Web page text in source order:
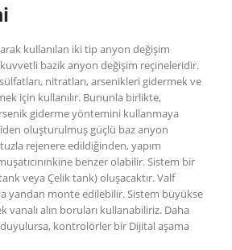
kullanılan iki tip anyon değişim
kuvvetli bazik anyon değişim reçineleridir.
nitratları, arsenikleri gidermek ve
için kullanılır. Bununla birlikte,
giderme yöntemini kullanmaya
oluşturulmuş güçlü baz anyon
rejenere edildiğinden, yapım
benzer olabilir. Sistem bir
veya Çelik tank) oluşacaktır. Valf
yandan monte edilebilir. Sistem büyükse
vanalı alın boruları kullanabiliriz. Daha
kontrolörler bir Dijital aşama